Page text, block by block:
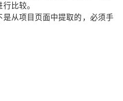
比较。
从项目页面中提取的，必须手